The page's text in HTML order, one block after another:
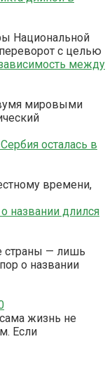
Национальной
с целью
мировыми
времени,
страны — лишь
о названии
жизнь не
Если